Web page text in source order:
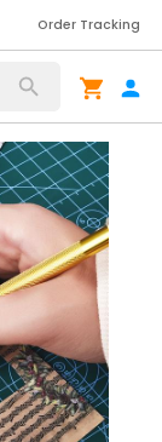
Order Tracking